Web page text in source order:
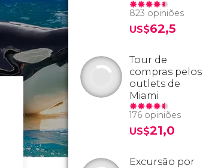
823 opiniões
US$62,5
Tour de
compras pelos
outlets de
Miami
176 opiniões
US$21,0
Excursão por